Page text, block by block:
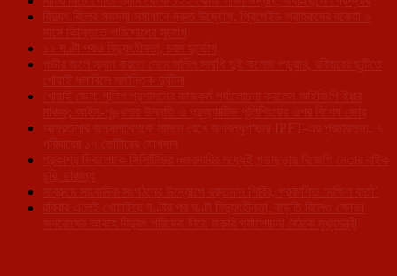
বিদ্যুৎ বিলের সমস্যা সমাধানে দ্রুত উদ্যোগ, প্রিপেইড গ্রাহকদের বকেয়া ৬
মাসে কিস্তিতে পরিশোধের সুযোগ
১২ ঘণ্টা পরও বিদ্যুৎহীনতা, চরম দুর্ভোগ
গভীর জলে স্নান করতে নেমে সলিল সমাধি দুই কলেজ পড়ুয়ার, রবিবারের ছুটিতে
খোয়াই ধলাবিলে মর্মান্তিক দুর্ঘটনা
খোয়াই জেলা পুলিশ প্রশাসনের কাজকর্ম পর্যালোচনা করলেন আইজিপি ইপ্পর
মাঞ্চক; আইন-শৃঙ্খলার উন্নতি ও প্রঅ্যাক্টিভ পুলিশিংয়ের ওপর বিশেষ জোর
আগরতলার জনসমাবেশকে সামনে রেখে জগবন্ধুপাড়ায় IPFT-এর প্রচারসভা, ৭
পরিবারের ১৭ ভোটারের যোগদান
প্রকাশ্য দিবালোকে সিসিটিভির নজরদারির মধ্যেই গন্ডাছড়ায় বিজেপি নেতার বাইক
চুরি, চাঞ্চল্য
সাব্রুমে সাংবাদিক সংগঠনের উদ্যোগে রক্তদান শিবির, প্রকাশিত ‘দক্ষিণ বার্তা’
রবিবার এলেই খোয়াইয়ে ঘণ্টার পর ঘণ্টা বিদ্যুৎহীনতা, বাড়তি বিলেও ক্ষোভ!
জনরোষের আবহে বিদ্যুৎ পরিষেবা নিয়ে জরুরি পর্যালোচনা বৈঠকে মুখ্যমন্ত্রী